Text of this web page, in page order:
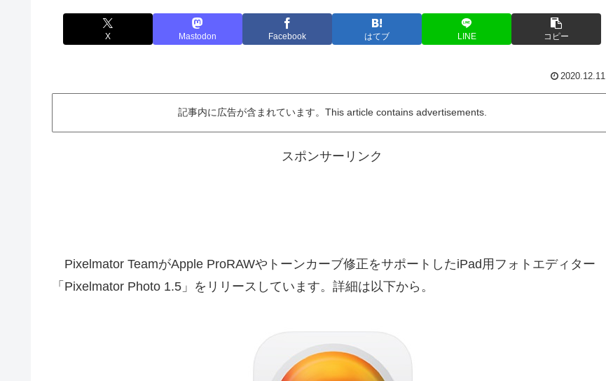
X Mastodon Facebook はてブ LINE コピー
2020.12.11
記事内に広告が含まれています。This article contains advertisements.
スポンサーリンク
Pixelmator TeamがApple ProRAWやトーンカーブ修正をサポートしたiPad用フォトエディター
「Pixelmator Photo 1.5」をリリースしています。詳細は以下から。